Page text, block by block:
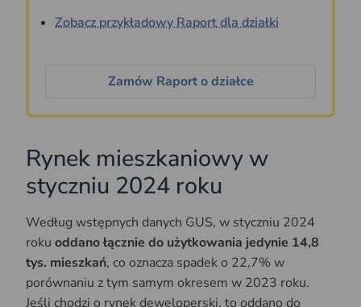
Zobacz przykładowy Raport dla działki
Zamów Raport o działce
Rynek mieszkaniowy w
styczniu 2024 roku
Według wstępnych danych GUS, w styczniu 2024
roku oddano łącznie do użytkowania jedynie 14,8
tys. mieszkań, co oznacza spadek o 22,7% w
porównaniu z tym samym okresem w 2023 roku.
Jeśli chodzi o rynek deweloperski, to oddano do